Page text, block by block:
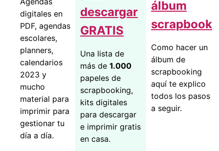
digitales en
PDF, agendas
escolares,
planners,
calendarios
2023 y
mucho
material para
imprimir para
gestionar tu
día a día.
descargar
GRATIS
Una lista de
más de 1.000
papeles de
scrapbooking,
kits digitales
para descargar
e imprimir gratis
en casa.
álbum
scrapbook
Como hacer un
álbum de
scrapbooking
aquí te explico
todos los pasos
a seguir.